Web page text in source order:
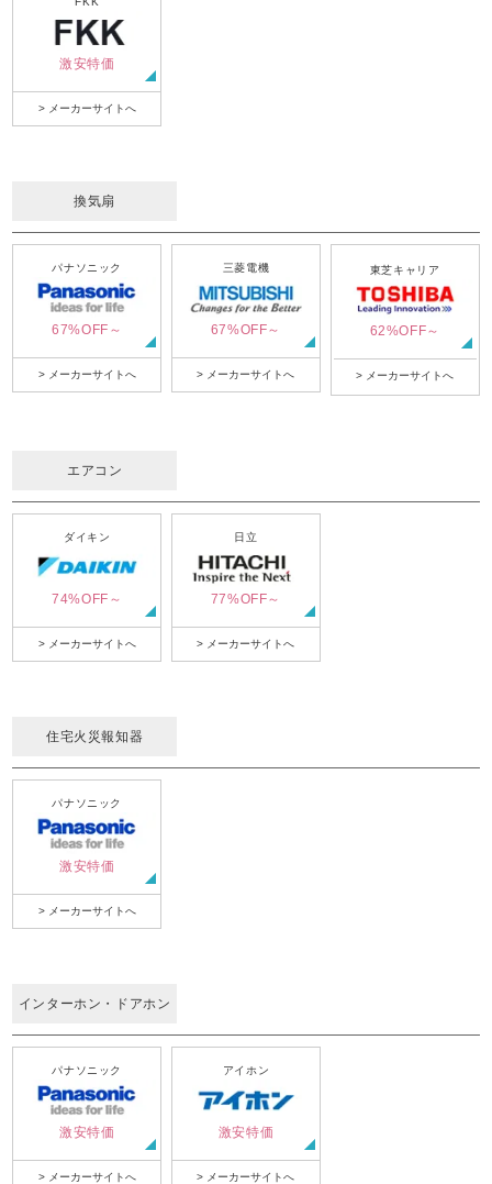
激安特価
> メーカーサイトへ
換気扇
パナソニック
67%OFF～
> メーカーサイトへ
三菱電機
67%OFF～
> メーカーサイトへ
東芝キャリア
62%OFF～
> メーカーサイトへ
エアコン
ダイキン
74%OFF～
> メーカーサイトへ
日立
77%OFF～
> メーカーサイトへ
住宅火災報知器
パナソニック
激安特価
> メーカーサイトへ
インターホン・ドアホン
パナソニック
激安特価
> メーカーサイトへ
アイホン
激安特価
> メーカーサイトへ